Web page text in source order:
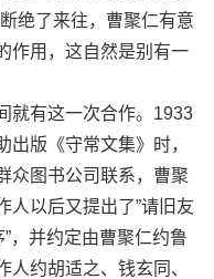
绝了来往，曹聚仁有意
作用，这自然是别有一
有这一次合作。1933
版《守常文集》时，
众图书公司联系，曹聚
人以后又提出了”请旧友
，并约定由曹聚仁约鲁
约胡适之、钱玄同、